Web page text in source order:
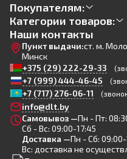
Покупателям:
Категории товаров:
Наши контакты
Пункт выдачи:ст. м.
Минск
+375 (29) 222-29-33
+7 (999) 444-46-45
+7 (717) 276-06-11
info@dlt.by
Самовывоз —Пн - Пт:
Сб - Вс: 09:00-17:45
Доставка —Пн - Сб: 09:00-
Вс: доставка не